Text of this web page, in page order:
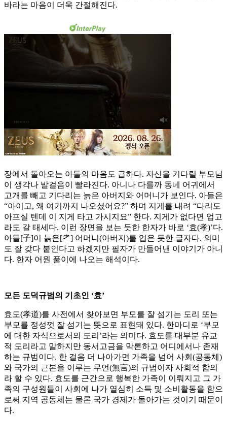
바라는 마음이 더욱 간절해진다.
장에서 돌아오는 아들의 마음도 급하다. 자신을 기다릴 부모님
이 생각나 발걸음이 빨라진다. 아니나 다를까 동네 어귀에서
고개를 빼고 기다리는 늙은 아버지와 어머니가 보인다. 아들은
“아이고, 왜 여기까지 나오셨어요?” 하며 지게를 내려 “다리도
아프실 텐데 이 지게 타고 가시지요” 한다. 지게가 없다면 업고
라도 갈 태세다. 이런 장면을 보는 듯한 한자가 바로 ‘효(孝)’다.
아들[子]이 늙은[耂] 어머니(아버지)를 업은 듯한 글자다. 의미
도 잘 갖다 붙인다고 하겠지만 필자가 만들어낸 이야기가 아니
다. 한자 어원 풀이에 나오는 해석이다.
모든 도덕규범의 기초인 ‘효’
효도(孝道)를 사전에서 찾아보면 부모를 잘 섬기는 도리 또는
부모를 정성껏 잘 섬기는 뜻으로 표현돼 있다. 한마디로 ‘부모
에 대한 자식으로서의 도리’라는 의미다. 효도를 대부분 유교
적 도리라고 말하지만 동서고금을 막론하고 어디에서나 존재
하는 규범이다. 한 걸음 더 나아가면 가족을 넘어 사회(공동체)
와 국가의 근본을 이루는 무언(無言)의 규범이자 사회적 합의
라 할 수 있다. 효도를 근간으로 행복한 가족이 이뤄지고 그 가
족의 구성원들이 사회에 나가 열심히 소득 및 소비활동을 함으
로써 지역 공동체는 물론 국가 경제가 돌아가는 것이기 때문이
다.